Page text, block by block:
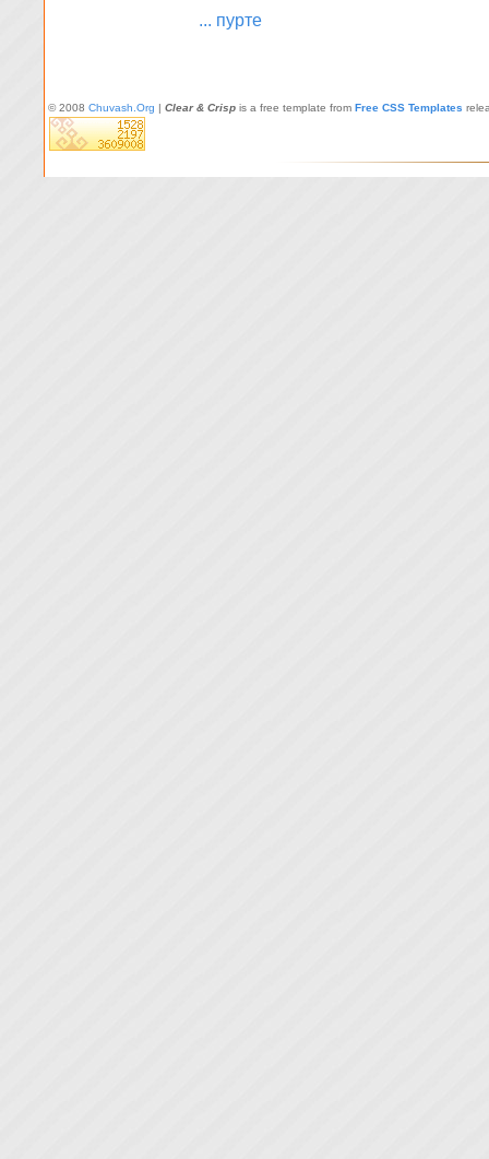
... пурте
© 2008 Chuvash.Org | Clear & Crisp is a free template from Free CSS Templates